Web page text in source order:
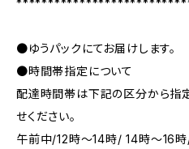
●ゆうパックにてお届けします。
●時間帯指定について
配達時間帯は下記の区分から指
せください。
午前中/12時～14時/ 14時～16